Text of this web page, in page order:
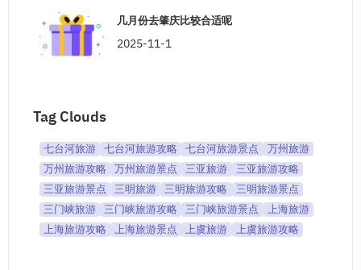
几月份去肇庆比较合适呢
2025-11-1
Tag Clouds
七台河旅游 七台河旅游攻略 七台河旅游景点
万州旅游
万州旅游攻略
万州旅游景点 三亚旅游
三亚旅游攻略
三亚旅游景点
三明旅游 三明旅游攻略
三明旅游景点
三门峡旅游
三门峡旅游攻略 三门峡旅游景点
上海旅游
上海旅游攻略
上海旅游景点 上虞旅游 上虞旅游攻略